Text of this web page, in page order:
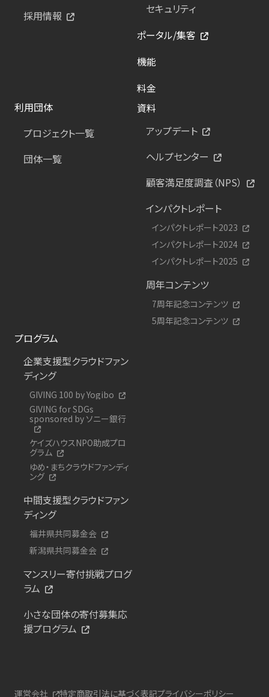
採用情報
セキュリティ
ポータル/集客
機能
料金
利用団体
プロジェクト一覧
団体一覧
資料
アップデート
ヘルプセンター
顧客満足度調査（NPS）
インパクトレポート
インパクトレポート2023
インパクトレポート2024
インパクトレポート2025
周年コンテンツ
7周年記念コンテンツ
5周年記念コンテンツ
プログラム
企業支援型クラウドファン
ディング
GIVING 100 by Yogibo
GIVING for SDGs
sponsored by ソニー銀行
ケイズハウスNPO助成プロ
グラム
ゆめ・まちクラウドファンディ
ング
中間支援型クラウドファン
ディング
福井県共同募金会
新潟県共同募金会
マンスリー寄付挑戦プログ
ラム
小さな団体の寄付募集応
援プログラム
運営会社 特定商取引法に基づく表記プライバシーポリシー